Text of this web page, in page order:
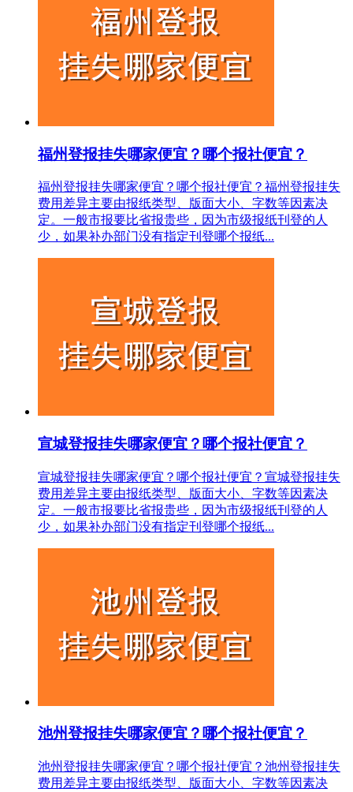
福州登报挂失哪家便宜？哪个报社便宜？
福州登报挂失哪家便宜？哪个报社便宜？福州登报挂失
费用差异主要由报纸类型、版面大小、字数等因素决
定。一般市报要比省报贵些，因为市级报纸刊登的人
少，如果补办部门没有指定刊登哪个报纸...
宣城登报挂失哪家便宜？哪个报社便宜？
宣城登报挂失哪家便宜？哪个报社便宜？宣城登报挂失
费用差异主要由报纸类型、版面大小、字数等因素决
定。一般市报要比省报贵些，因为市级报纸刊登的人
少，如果补办部门没有指定刊登哪个报纸...
池州登报挂失哪家便宜？哪个报社便宜？
池州登报挂失哪家便宜？哪个报社便宜？池州登报挂失
费用差异主要由报纸类型、版面大小、字数等因素决